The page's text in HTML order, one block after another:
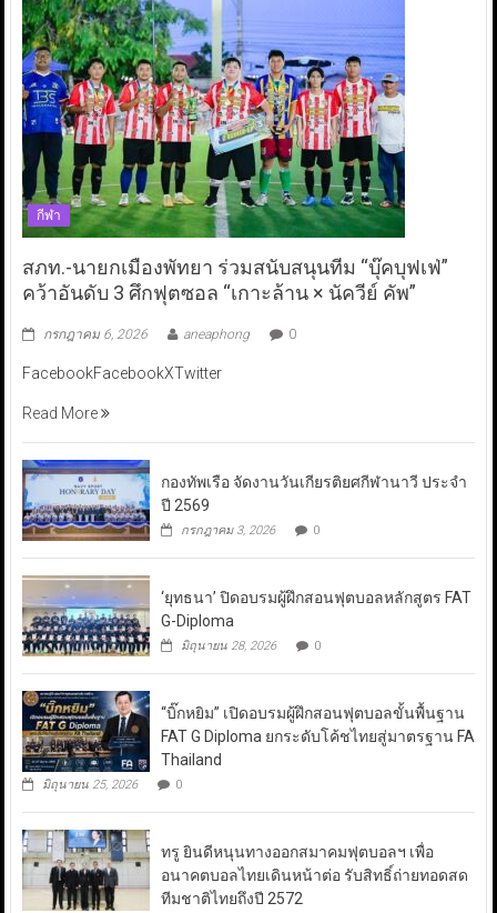
กีฬา
สภท.-นายกเมืองพัทยา ร่วมสนับสนุนทีม “บุ๊คบุฟเฟ่”
คว้าอันดับ 3 ศึกฟุตซอล “เกาะล้าน × นัควีย์ คัพ”
กรกฎาคม 6, 2026 aneaphong 0
FacebookFacebookXTwitter
Read More
กองทัพเรือ จัดงานวันเกียรติยศกีฬานาวี ประจำ
ปี 2569
กรกฎาคม 3, 2026 0
‘ยุทธนา’ ปิดอบรมผู้ฝึกสอนฟุตบอลหลักสูตร FAT
G-Diploma
มิถุนายน 28, 2026 0
“บิ๊กหยิม” เปิดอบรมผู้ฝึกสอนฟุตบอลขั้นพื้นฐาน
FAT G Diploma ยกระดับโค้ชไทยสู่มาตรฐาน FA
Thailand
มิถุนายน 25, 2026 0
ทรู ยินดีหนุนทางออกสมาคมฟุตบอลฯ เพื่อ
อนาคตบอลไทยเดินหน้าต่อ รับสิทธิ์ถ่ายทอดสด
ทีมชาติไทยถึงปี 2572